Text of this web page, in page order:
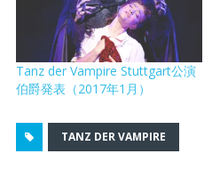
新
し
い
ウ
ン
で
る
に
は
ク
リ
ッ
ク
し
て
だ
さ
い
(
で
シ
ェ
ア
(
新
し
い
ウ
ン
ド
ウ
で
で
リ
ン
ク
を
送
信
い
ウ
ィ
ン
で
開
Tanz der Vampire Stuttgart公演
伯爵発表（2017年1月）
TANZ DER VAMPIRE